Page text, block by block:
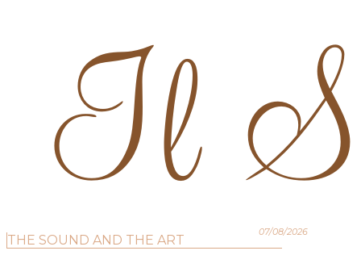
07/08/2026
THE SOUND AND THE ART